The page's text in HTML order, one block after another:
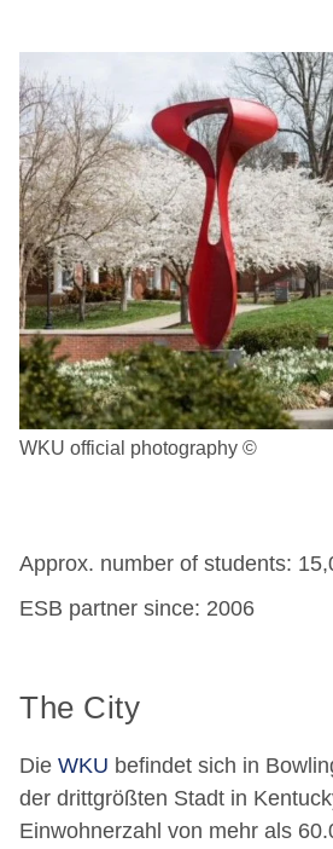
WKU official photography ©
Approx. number of students:
ESB partner since: 2006
The City
Die WKU befindet sich in
der drittgrößten Stadt in
Einwohnerzahl von mehr als